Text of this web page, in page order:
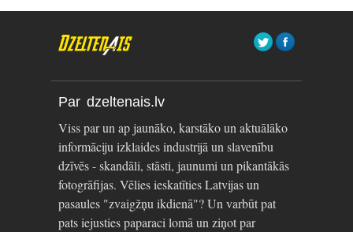
Par dzeltenais.lv
Viss par un ap jaunāko, karstāko un aktuālāko
informāciju izklaides industrijā un slavenību
dzīvēs - skandāli, stāsti, jaunumi un pikantākās
fotogrāfijas. Vēlies ieskatīties Latvijas un
pasaules "zvaigžņu ikdienā"? Un varbūt pat
pats iejusties paparaci lomā un ziņot par